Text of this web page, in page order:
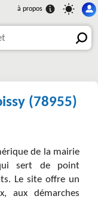
(78955)
de la mairie
sert de point
Le site offre un
aux démarches